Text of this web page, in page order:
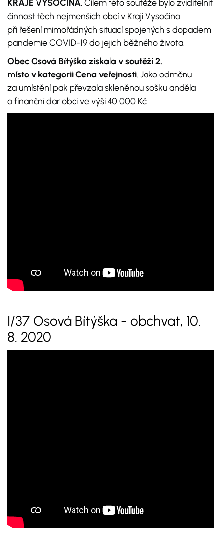
KRAJE VYSOČINA. Cílem této soutěže bylo zviditelnit
činnost těch nejmenších obcí v Kraji Vysočina
při řešení mimořádných situací spojených s dopadem
pandemie COVID-19 do jejich běžného života.
Obec Osová Bítýška získala v soutěži 2.
místo v kategorii Cena veřejnosti. Jako odměnu
za umístění pak převzala skleněnou sošku anděla
a finanční dar obci ve výši 40 000 Kč.
I/37 Osová Bítýška - obchvat, 10.
8. 2020